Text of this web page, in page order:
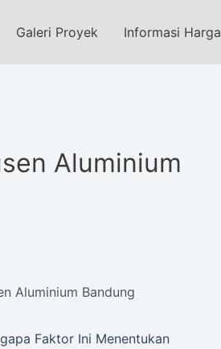
Galeri Proyek Informasi Harga
Aluminium
Aluminium Bandung
Faktor Ini Menentukan